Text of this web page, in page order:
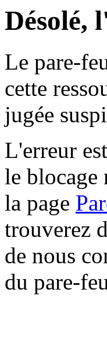
Désolé,
Le pare-
cette
jugée
L'erreur
le blocage
la page
trouverez
de nous
du pare-